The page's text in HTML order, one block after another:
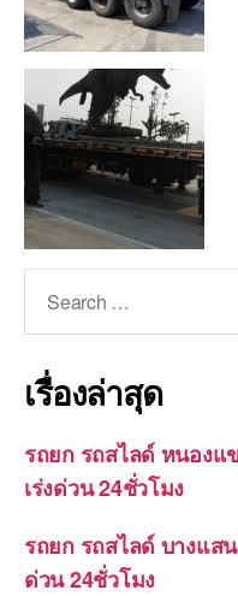
เรื่องล่าสุด
รถยก รถสไลด์ หนองแ
เร่งด่วน 24ชั่วโมง
รถยก รถสไลด์ บางแส
ด่วน 24ชั่วโมง